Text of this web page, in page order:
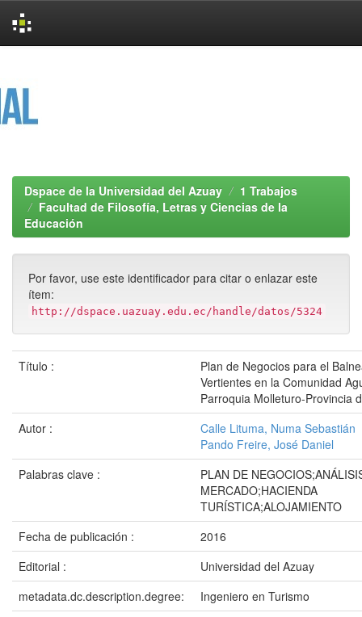
Dspace de la Universidad del Azuay
1 Trabajos
Facultad de Filosofía, Letras y Ciencias de la
Educación
Por favor, use este identificador para citar o enlazar este
ítem:
http://dspace.uazuay.edu.ec/handle/datos/5324
Título :
Plan de Negocios para el
Vertientes en la Comunidad
Parroquia Molleturo-Provincia
Autor :
Calle Lituma, Numa Sebastián
Pando Freire, José Daniel
Palabras clave :
PLAN DE
MERCADO;HACIENDA
TURÍSTICA;ALOJAMIENTO
Fecha de publicación :
2016
Editorial :
Universidad del Azuay
metadata.dc.description.degree:
Ingeniero en Turismo